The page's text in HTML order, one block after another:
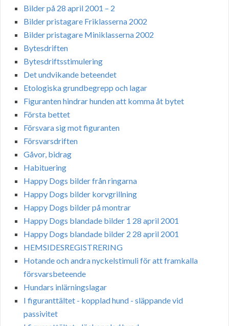
Bilder på 28 april 2001 – 2
Bilder pristagare Friklasserna 2002
Bilder pristagare Miniklasserna 2002
Bytesdriften
Bytesdriftsstimulering
Det undvikande beteendet
Etologiska grundbegrepp och lagar
Figuranten hindrar hunden att komma åt bytet
Första bettet
Försvara sig mot figuranten
Försvarsdriften
Gåvor, bidrag
Habituering
Happy Dogs bilder från ringarna
Happy Dogs bilder korvgrillning
Happy Dogs bilder på montrar
Happy Dogs blandade bilder 1 28 april 2001
Happy Dogs blandade bilder 2 28 april 2001
HEMSIDESREGISTRERING
Hotande och andra nyckelstimuli för att framkalla
försvarsbeteende
Hundars inlärningslagar
I figuranttältet - kopplad hund - släppande vid
passivitet